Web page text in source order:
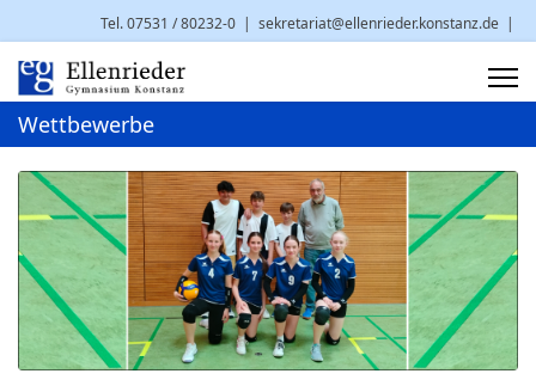
Tel. 07531 / 80232-0 | sekretariat@ellenrieder.konstanz.de |
Brauneggerstr. 29 | 78462 Konstanz
Wettbewerbe